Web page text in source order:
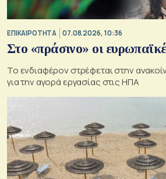
ΕΠΙΚΑΙΡΟΤΗΤΑ 07.08.2026, 10:36
Στο «πράσινο» οι
Το ενδιαφέρον στρέφεται στην
για την αγορά εργασίας στις ΗΠΑ